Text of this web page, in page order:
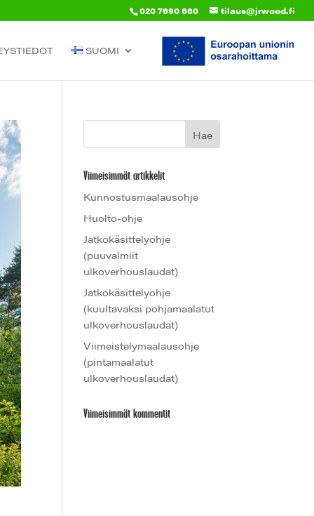
020 7690 660 tilaus@jrwood.fi
SUOMI
Viimeisimmät artikkelit
Kunnostusmaalausohje
Huolto-ohje
Jatkokäsittelyohje
(puuvalmiit
ulkoverhouslaudat)
Jatkokäsittelyohje
(kuultavaksi pohjamaalatut
ulkoverhouslaudat)
Viimeistelymaalausohje
(pintamaalatut
ulkoverhouslaudat)
Viimeisimmät kommentit